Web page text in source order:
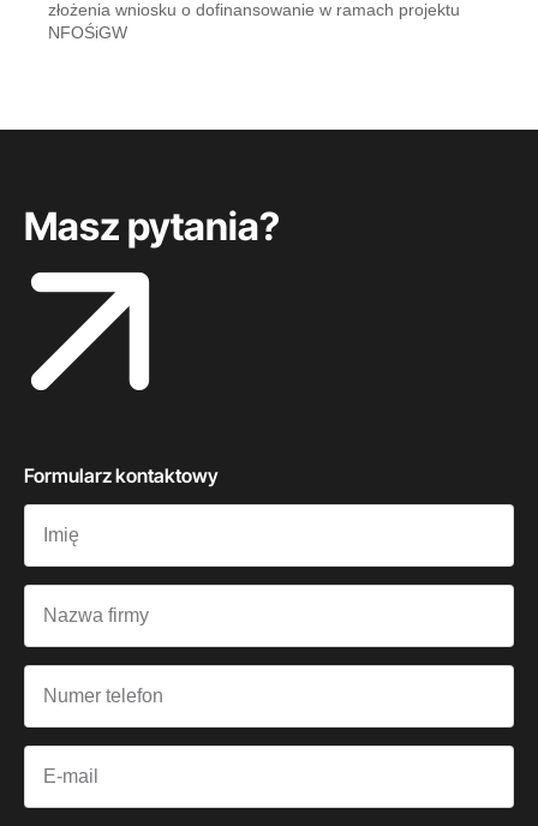
złożenia wniosku o dofinansowanie w ramach projektu
NFOŚiGW
Masz pytania?
Formularz kontaktowy